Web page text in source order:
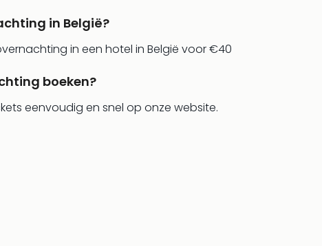
in België?
in een hotel in België voor €40
boeken?
eenvoudig en snel op onze website.